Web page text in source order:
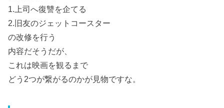
1.上司へ復讐を企てる
2.旧友のジェットコースター
の改修を行う
内容だそうだが、
これは映画を観るまで
どう2つが繋がるのかが見物ですな。